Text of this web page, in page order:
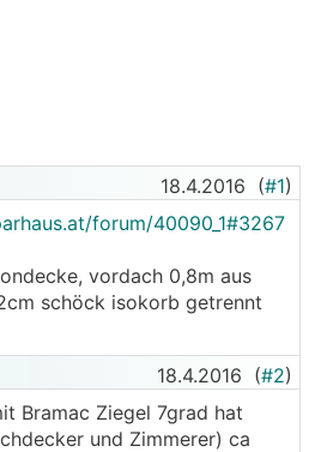
18.4.2016 (#1)
forum/40090_1#3267
vordach 0,8m aus
schöck isokorb getrennt
18.4.2016 (#2)
Bramac Ziegel 7grad hat
und Zimmerer) ca